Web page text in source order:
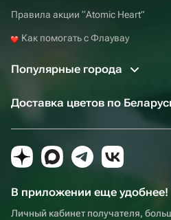
Правила акции “Atomic Heart”
Как помогать с Флаувау
Популярные города
Доставка цветов по
В приложении еще удобнее!
Личный кабинет получателя,